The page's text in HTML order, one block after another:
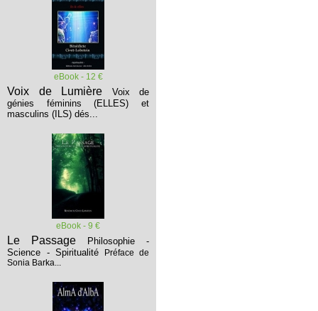
eBook - 12 €
Voix de Lumière
Voix de
génies féminins (ELLES) et
masculins (ILS) dés...
eBook - 9 €
Le Passage
Philosophie -
Science - Spiritualité
Préface de
Sonia Barka...